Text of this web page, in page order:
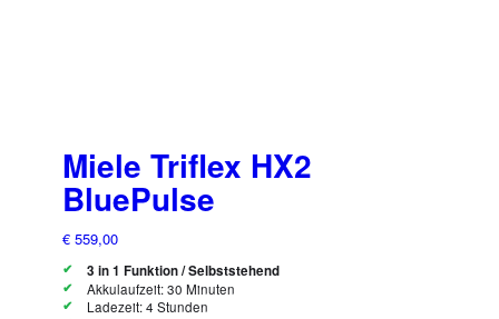
Miele Triflex HX2
BluePulse
€559,00
3 in 1 Funktion / Selbststehend
Akkulaufzeit: 30 Minuten
Ladezeit: 4 Stunden